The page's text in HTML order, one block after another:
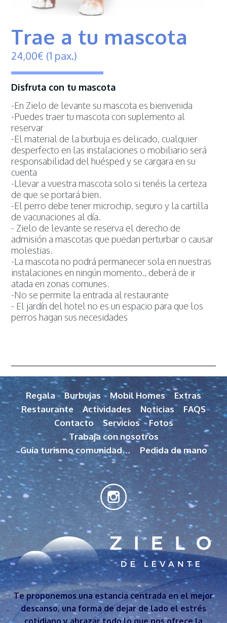
Trae a tu mascota
24,00€ (1 pax.)
Disfruta con tu mascota
-En Zielo de levante su mascota es bienvenida
-Puedes traer tu mascota con suplemento al
reservar
-El material de la burbuja es delicado, cualquier
desperfecto en las instalaciones o mobiliario será
responsabilidad del huésped y se cargara en su
cuenta
-Llevar a vuestra mascota solo si tenéis la certeza
de que se portará bien.
-El perro debe tener microchip, seguro y la cartilla
de vacunaciones al día.
- Zielo de levante se reserva el derecho de
admisión a mascotas que puedan perturbar o causar
molestias.
-La mascota no podrá permanecer sola en nuestras
instalaciones en ningún momento., deberá de ir
atada en zonas comunes.
-No se permite la entrada al restaurante
- El jardín del hotel no es un espacio para que los
perros hagan sus necesidades
Regala Burbujas Mobil Homes
Extras
Restaurante
Actividades Noticias
FAQS
Contacto
Servicios
Fotos
Trabaja con nosotros
Guia turismo comunidad…
Pedida de mano
Te proponemos una estancia centrada en el mejor
descanso, una forma de dejar de lado el estrés